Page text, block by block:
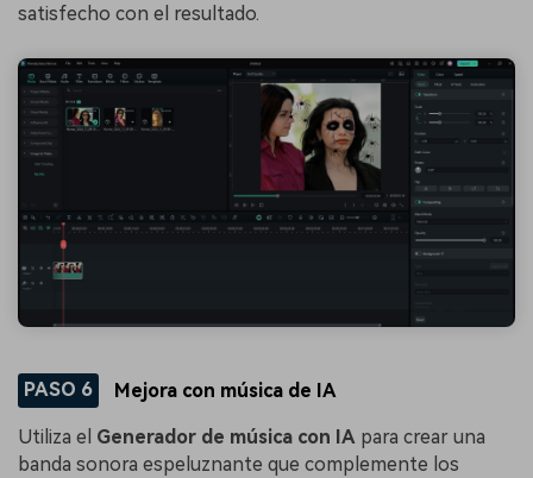
satisfecho con el resultado.
PASO 6 Mejora con música de IA
Utiliza el Generador de música con IA para crear una
banda sonora espeluznante que complemente los